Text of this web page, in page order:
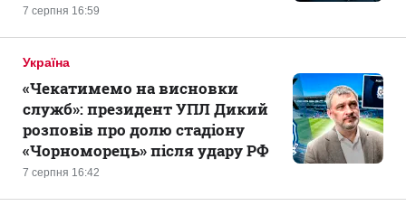
7 серпня 16:59
Україна
7 серпня 16:42
«Чекатимемо на висновки
служб»: президент УПЛ Дикий
розповів про долю стадіону
«Чорноморець» після удару РФ